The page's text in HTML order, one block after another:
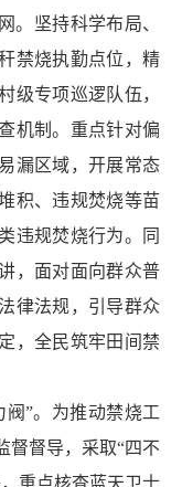
。坚持科学布局、
禁烧执勤点位，精
级专项巡逻队伍，
机制。重点针对偏
漏区域，开展常态
积、违规焚烧等苗
违规焚烧行为。同
，面对面向群众普
律法规，引导群众
，全民筑牢田间禁
”。为推动禁烧工
督督导，采取“四不